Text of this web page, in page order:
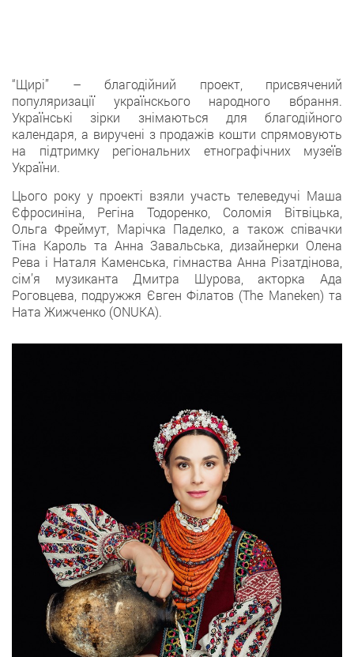
“Щирі” – благодійний проект, присвячений
популяризації українскього народного вбрання.
Українські зірки знімаються для благодійного
календаря, а виручені з продажів кошти спрямовують
на підтримку регіональних етнографічних музеїв
України.
Цього року у проекті взяли участь телеведучі Маша
Єфросиніна, Регіна Тодоренко, Соломія Вітвіцька,
Ольга Фреймут, Марічка Паделко, а також співачки
Тіна Кароль та Анна Завальська, дизайнерки Олена
Рева і Наталя Каменська, гімнаства Анна Різатдінова,
сім’я музиканта Дмитра Шурова, акторка Ада
Роговцева, подружжя Євген Філатов (The Maneken) та
Ната Жижченко (ONUKA).